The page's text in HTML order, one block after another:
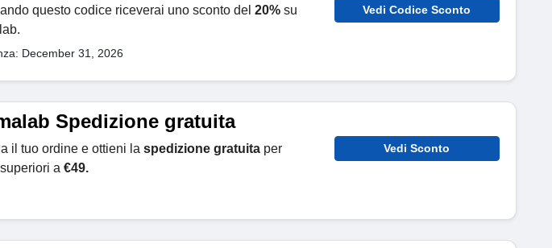
questo codice riceverai uno sconto del 20%su
December 31, 2026
Vedi Codice Sconto
Spedizione gratuita
il tuo ordine e ottieni la spedizione gratuita per
a €49.
Vedi Sconto